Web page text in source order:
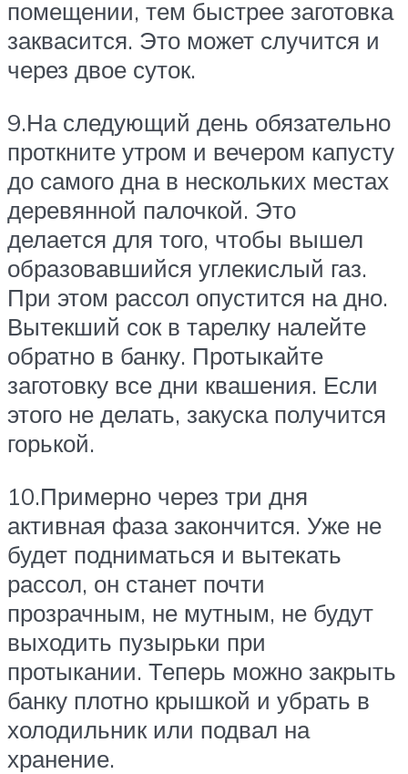
помещении, тем быстрее заготовка
заквасится. Это может случится и
через двое суток.
9.На следующий день обязательно
проткните утром и вечером капусту
до самого дна в нескольких местах
деревянной палочкой. Это
делается для того, чтобы вышел
образовавшийся углекислый газ.
При этом рассол опустится на дно.
Вытекший сок в тарелку налейте
обратно в банку. Протыкайте
заготовку все дни квашения. Если
этого не делать, закуска получится
горькой.
10.Примерно через три дня
активная фаза закончится. Уже не
будет подниматься и вытекать
рассол, он станет почти
прозрачным, не мутным, не будут
выходить пузырьки при
протыкании. Теперь можно закрыть
банку плотно крышкой и убрать в
холодильник или подвал на
хранение.